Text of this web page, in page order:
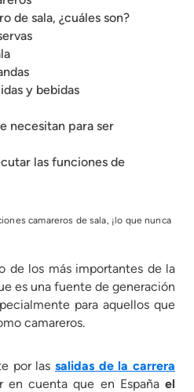
de sala, ¿cuáles son?
y bebidas
necesitan para ser
las funciones de
camareros de sala, ¡lo que nunca
de los más importantes de la
es una fuente de generación
para aquellos que
camareros.
por las salidas de la carrera
en cuenta que en Españael